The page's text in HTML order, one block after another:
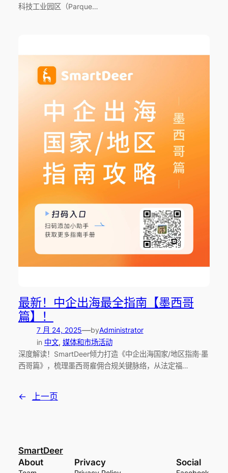
科技工业园区（Parque…
最新！中企出海最全指南【墨西哥
篇】！
7 月 24, 2025—byAdministrator
in 中文, 媒体和市场活动
深度解读！SmartDeer倾力打造《中企出海国家/地区指南·墨
西哥篇》，梳理墨西哥雇佣合规关键脉络，从法定福…
← 上一页
SmartDeer
About
Privacy Social